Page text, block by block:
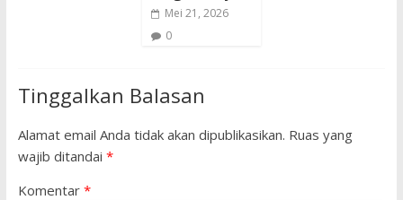
Mei 21, 2026
0
Tinggalkan Balasan
Alamat email Anda tidak akan dipublikasikan. Ruas yang
wajib ditandai *
Komentar *